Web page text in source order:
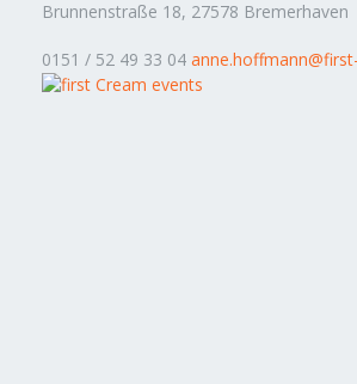
Brunnenstraße 18, 27578 Bremerhaven
0151 / 52 49 33 04